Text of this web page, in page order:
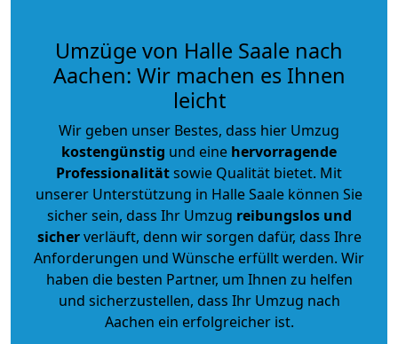
Umzüge von Halle Saale nach
Aachen: Wir machen es Ihnen
leicht
Wir geben unser Bestes, dass hier Umzug
kostengünstig und eine hervorragende
Professionalitätsowie Qualität bietet. Mit
unserer Unterstützung in Halle Saale können Sie
sicher sein, dass Ihr Umzug reibungslos und
sicherverläuft, denn wir sorgen dafür, dass Ihre
Anforderungen und Wünsche erfüllt werden. Wir
haben die besten Partner, um Ihnen zu helfen
und sicherzustellen, dass Ihr Umzug nach
Aachen ein erfolgreicher ist.